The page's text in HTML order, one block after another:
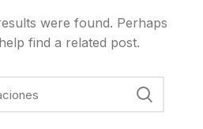
were found. Perhaps
find a related post.